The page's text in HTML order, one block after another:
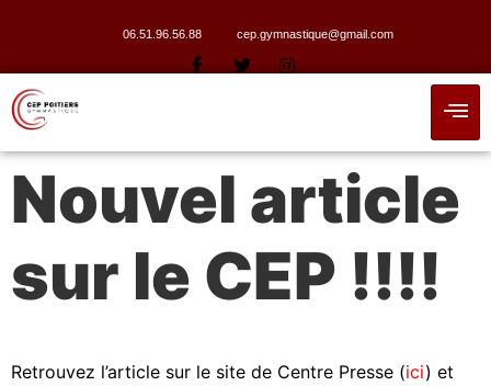
06.51.96.56.88 cep.gymnastique@gmail.com
Nouvel article
sur le CEP !!!!
Retrouvez l’article sur le site de Centre Presse (ici) et